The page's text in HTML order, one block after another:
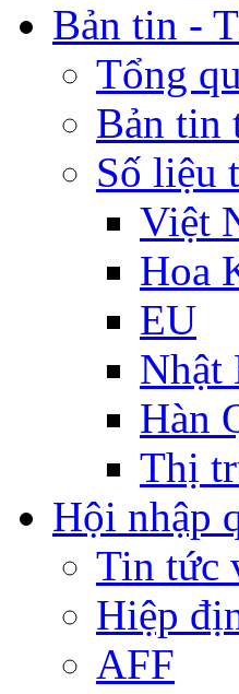
Bản tin -
Tổng
Bản tin
Số liệu
Việt
Hoa
EU
Nhật
Hàn
Thị
Hội nhập
Tin tức
Hiệp
AFF